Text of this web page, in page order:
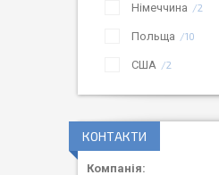
Німеччина 2
Польща 10
США 2
КОНТАКТИ